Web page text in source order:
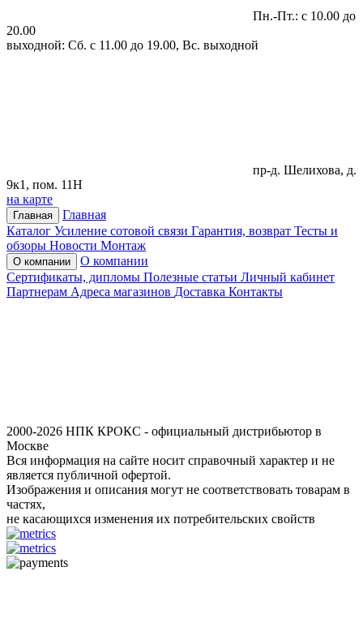
Пн.-Пт.: с 10.00 до
20.00
выходной: Сб. с 11.00 до 19.00, Вс. выходной
пр-д. Шелихова, д.
9к1, пом. 11Н
на карте
Главная
Главная
Каталог Усиление сотовой связи Гарантия, возврат Тесты и
обзоры Новости Монтаж
О компании
О компании
Сертификаты, дипломы Полезные статьи Личный кабинет
Партнерам Адреса магазинов Доставка Контакты
2000-2026 НПК КРОКС - официальный дистрибьютор в
Москве
Вся информация на сайте носит справочный характер и не
является публичной офертой.
Изображения и описания могут не соответствовать товарам в
частях,
не касающихся изменения их потребительских свойств